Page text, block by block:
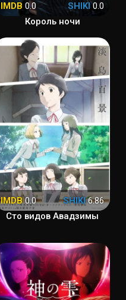
IMDB 0.0 SHIKI0.0
Король ночи
IMDB0.0 SHIKI6.86
Сто видов Авадзимы